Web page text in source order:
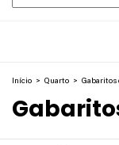
Início > Quarto > Gabaritos